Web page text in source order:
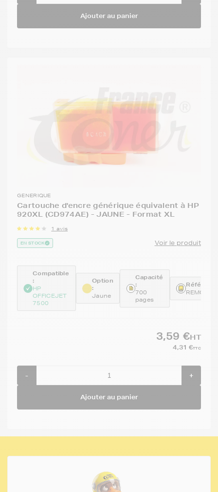
Ajouter au panier
GENERIQUE
Cartouche d'encre générique équivalent à HP
920XL (CD974AE) - JAUNE - Format XL
1 avis
EN STOCK Voir le produit
Compatible
:
HP
OFFICEJET
7500
Option
:
Jaune
Capacité
:
700
pages
3,59 €HT
4,31 €TTC
- +
Ajouter au panier